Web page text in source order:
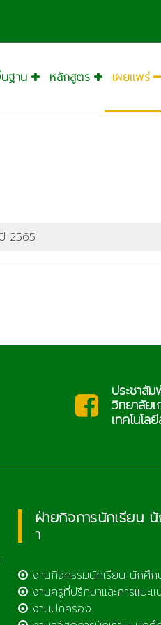
ฐาน หลักสูตร เผยแพร่
2565
ประชาสั
วิทยาลัย
เทคโนโล
ฝ่ายกิจการนักเรียน
า
งานกิจกรรมนักเรียน นักศึก
งานครูที่ปรึกษาและการแนะแ
งานปกครอง